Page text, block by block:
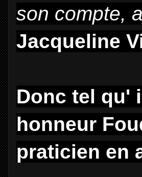
son compte,
Jacqueline
Donc tel qu'
honneur
praticien en